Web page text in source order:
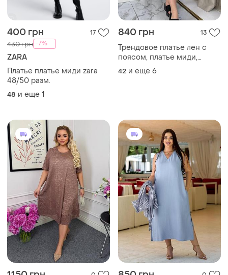
400 грн 17
430 грн -7%
ZARA
Платье платье миди zara
48/50 разм.
48 и еще 1
840 грн 13
Трендовое платье лен с
поясом, платье миди,
платье батал
42 и еще 6